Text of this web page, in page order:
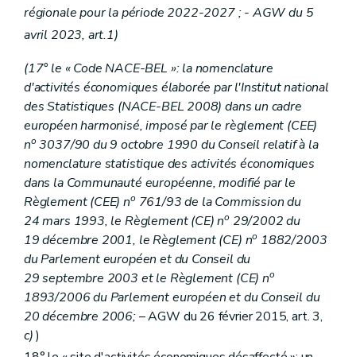
régionale pour la période 2022-2027 ; - AGW du 5
avril 2023, art.1)
(17° le « Code NACE-BEL »: la nomenclature
d'activités économiques élaborée par l'Institut national
des Statistiques (NACE-BEL 2008) dans un cadre
européen harmonisé, imposé par le règlement (CEE)
no 3037/90 du 9 octobre 1990 du Conseil relatif à la
nomenclature statistique des activités économiques
dans la Communauté européenne, modifié par le
Règlement (CEE) no 761/93 de la Commission du
24 mars 1993, le Règlement (CE) no 29/2002 du
19 décembre 2001, le Règlement (CE) no 1882/2003
du Parlement européen et du Conseil du
29 septembre 2003 et le Règlement (CE) no
1893/2006 du Parlement européen et du Conseil du
20 décembre 2006;– AGW du 26 février 2015, art. 3,
c))